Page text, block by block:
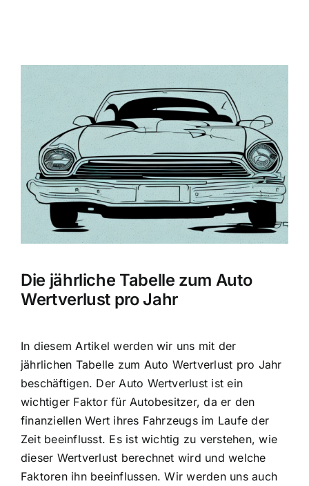
Zeige
grösseres
Die jährliche Tabelle zum Auto
Wertverlust pro Jahr
In diesem Artikel werden wir uns mit der
jährlichen Tabelle zum Auto Wertverlust pro Jahr
beschäftigen. Der Auto Wertverlust ist ein
wichtiger Faktor für Autobesitzer, da er den
finanziellen Wert ihres Fahrzeugs im Laufe der
Zeit beeinflusst. Es ist wichtig zu verstehen, wie
dieser Wertverlust berechnet wird und welche
Faktoren ihn beeinflussen. Wir werden uns auch